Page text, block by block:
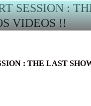
: THE LAST